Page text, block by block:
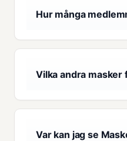
Hur många
Vilka andra masker
Var kan jag se